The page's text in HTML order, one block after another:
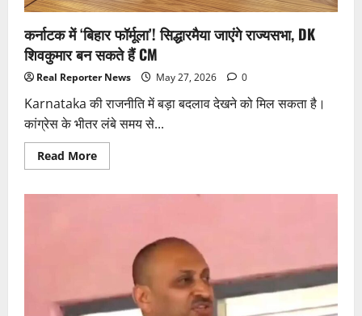
कर्नाटक में ‘बिहार फॉर्मूला’! सिद्धारमैया जाएंगे राज्यसभा, DK
शिवकुमार बन सकते हैं CM
Real Reporter News May 27, 2026 0
Karnataka की राजनीति में बड़ा बदलाव देखने को मिल सकता है।
कांग्रेस के भीतर लंबे समय से...
Read MoreRead
more
राज्यसभा,
शिवकुमार
सकते